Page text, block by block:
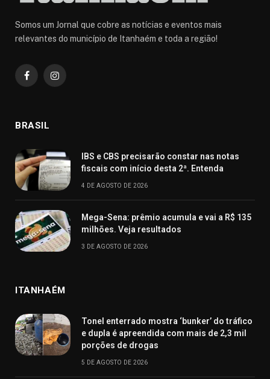
Somos um Jornal que cobre as notícias e eventos mais
relevantes do município de Itanhaém e toda a região!
FacebookInstagram
BRASIL
IBS e CBS precisarão constar nas notas
fiscais com início desta 2ª. Entenda
4 DE AGOSTO DE 2026
Mega-Sena: prêmio acumula e vai a R$ 135
milhões. Veja resultados
3 DE AGOSTO DE 2026
ITANHAÉM
Tonel enterrado mostra ‘bunker’ do tráfico
e dupla é apreendida com mais de 2,3 mil
porções de drogas
5 DE AGOSTO DE 2026